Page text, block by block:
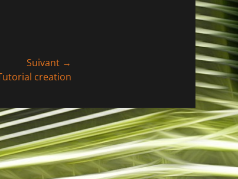
Suivant →
creation